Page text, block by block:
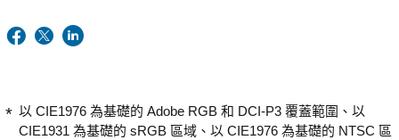
以 CIE1976 為基礎的 Adobe RGB 和 DCI-P3 覆蓋範圍、以
CIE1931 為基礎的 sRGB 區域、以 CIE1976 為基礎的 NTSC 區